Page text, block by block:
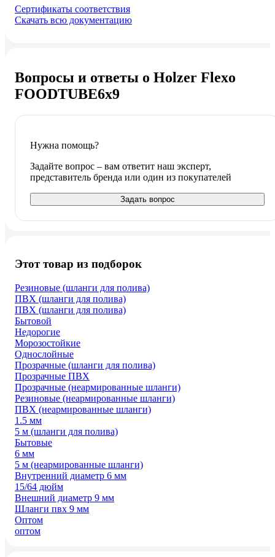
Сертификаты соответствия
Скачать всю документацию
Вопросы и ответы о Holzer Flexo
FOODTUBE6x9
Нужна помощь?
Задайте вопрос – вам ответит наш эксперт,
представитель бренда или один из покупателей
Задать вопрос
Этот товар из подборок
Резиновые (шланги для полива)
ПВХ (шланги для полива)
ПВХ (шланги для полива)
Бытовой
Недорогие
Морозостойкие
Однослойные
Прозрачные (шланги для полива)
Прозрачные ПВХ
Прозрачные (неармированные шланги)
Резиновые (неармированные шланги)
ПВХ (неармированные шланги)
1.5 мм
5 м (шланги для полива)
Бытовые
6 мм
5 м (неармированные шланги)
Внутренний диаметр 6 мм
15/64 дюйм
Внешний диаметр 9 мм
Шланги пвх 9 мм
Оптом
оптом